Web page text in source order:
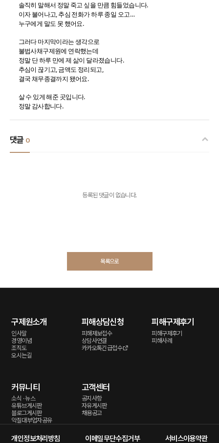
솔직히 말해서 정말 죽고 싶을 만큼 힘들었습니다.
이자 불어나고, 추심 전화가 하루 종일 오고…
누구에게 말도 못 했어요.
그러다 마지막이라는 생각으로
불법사채구제원에 연락했는데
정말 단 하루 만에 제 삶이 달라졌습니다.
추심이 끊기고, 금액도 정리되고,
결국 채무종결까지 됐어요.
살 수 있게 해준 곳입니다.
정말 감사합니다.
댓글 0
등록된 댓글이 없습니다.
목록으로
구제원소개
인사말
경영이념
조직도
오시는길
피해상담신청
피해제보접수
상담사연결
카카오톡긴급접수
피해구제후기
피해구제후기
피해사례
커뮤니티
소식 · 뉴스
유튜브게시판
블로그게시판
악질대부업자공유
고객센터
공지사항
자유게시판
채용공고
개인정보처리방침 이메일무단수집거부 서비스이용약관